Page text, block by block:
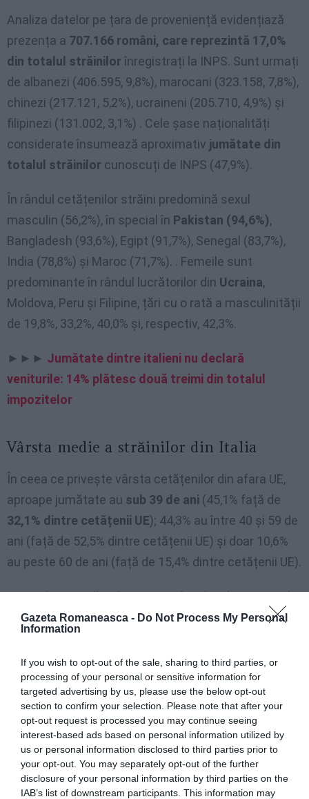
Gazeta Romaneasca - Do Not Process My Personal
Information
If you wish to opt-out of the sale, sharing to third parties, or
processing of your personal or sensitive information for
targeted advertising by us, please use the below opt-out
section to confirm your selection. Please note that after your
opt-out request is processed you may continue seeing
interest-based ads based on personal information utilized by
us or personal information disclosed to third parties prior to
your opt-out. You may separately opt-out of the further
disclosure of your personal information by third parties on the
IAB’s list of downstream participants. This information may
Analiza datelor pe țara de proveniență evidențiază
prezența a 707.166 români, care reprezintă 17,0%
din totalul străinilor înregistrați la INPS. Sunt urmați
de albanezi (406.595, 9,8%), marocani (323.158, 7,8%),
chinezi (217.121, 5,2%), ucraineni (205.710, 4,9%) și
filipinezi (131.002, 3,1%) . Cele șase naționalități
considerate însumează aproximativ jumătate din
totalul străinilor cunoscuți de INPS (47,9%).
În rândul cetățenilor străini predomină sexul
masculin (56,2%), în special în Pakistan (94,6%),
Bangladesh (93,6%), Egipt (91,7%), Senegal (83,7%),
India (78,8%) și Maroc (71,7%). . Femeile sunt
predominante în rândul lucrătorilor din Ucraina,
Moldova, Peru și Filipine, țări cu o rată a masculinității
de 19,8%, 33,2%, 40,0% și, respectiv, 42,3%.
►►► Jumătate dintre italieni nu declară
veniturile: 14% plătesc două treimi din totalul
impozitelor
Vârsta medie a străinilor din Italia
În ceea ce privește vârsta cetățenilor din afara UE,
aproape jumătate au sub 39 de ani (45,1% față de
32,1% dintre cetățenii UE); 44,3% au între 40 și 59 de
ani (față de 52,5% dintre cetățenii UE) și doar 10,6%
au peste 60 de ani (față de 15,4% dintre cetățenii UE).
61,7% dintre străinii înregistrați în arhivele Institutului
în 2022 locuiesc sau lucrează în nordul Italiei, 23,5% în
și Centru, străinii din afara UE predomină în mod clar
față de cetățenii UE (75,3% în Nord și 70,4% în
Centru), în timp ce în Sud, străinii extracomunitari
reprezintă 64,7%. Față de populația rezidentă, în Nord
incidența străinilor legali este de 9,4 la 100 de
locuitori, în Centru 8,3, în Sud și Insule 3,1.La nivel
național, incidența este de 7,1 străini la 100 de